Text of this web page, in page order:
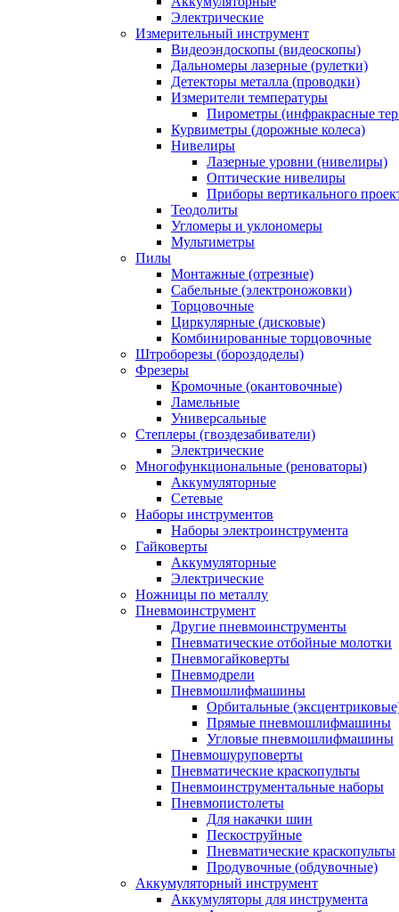
Электрические
Измерительный инструмент
Видеоэндоскопы (видеоскопы)
Дальномеры лазерные (рулетки)
Детекторы металла (проводки)
Измерители температуры
Пирометры (инфракрасные
Курвиметры (дорожные колеса)
Нивелиры
Лазерные уровни (нивелиры)
Оптические нивелиры
Приборы вертикального
Теодолиты
Угломеры и уклономеры
Мультиметры
Пилы
Монтажные (отрезные)
Сабельные (электроножовки)
Торцовочные
Циркулярные (дисковые)
Комбинированные торцовочные
Штроборезы (бороздоделы)
Фрезеры
Кромочные (окантовочные)
Ламельные
Универсальные
Степлеры (гвоздезабиватели)
Электрические
Многофункциональные (реноваторы)
Аккумуляторные
Сетевые
Наборы инструментов
Наборы электроинструмента
Гайковерты
Аккумуляторные
Электрические
Ножницы по металлу
Пневмоинструмент
Другие пневмоинструменты
Пневматические отбойные молотки
Пневмогайковерты
Пневмодрели
Пневмошлифмашины
Орбитальные
Прямые пневмошлифмашины
Угловые пневмошлифмашины
Пневмошуруповерты
Пневматические краскопульты
Пневмоинструментальные наборы
Пневмопистолеты
Для накачки шин
Пескоструйные
Пневматические краскопульты
Продувочные (обдувочные)
Аккумуляторный инструмент
Аккумуляторы для инструмента